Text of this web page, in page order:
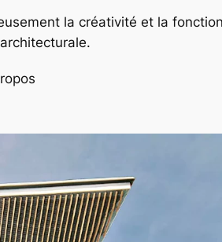
la créativité et la